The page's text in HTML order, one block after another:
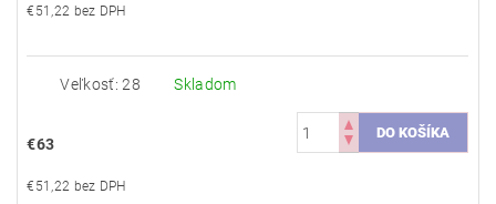
€51,22 bez DPH
Veľkosť: 28 Skladom
€63
€51,22 bez DPH